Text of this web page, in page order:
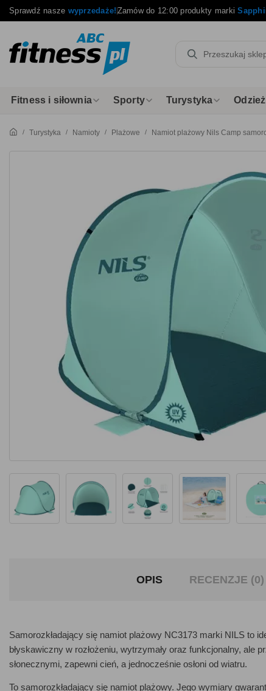
Sprawdź nasze wyprzedaże!Zamów do 12:00 produkty marki
Fitness i siłownia Sporty Turystyka
Turystyka Namioty Plażowe Namiot plażowy Nils Camp
OPIS RECENZJE (0)
Samorozkładający się namiot plażowy NC3173 marki NILS to
błyskawiczny w rozłożeniu, wytrzymały oraz funkcjonalny,
słonecznymi, zapewni cień, a jednocześnie osłoni od wiatru.
To samorozkładający się namiot plażowy. Jego wymiary